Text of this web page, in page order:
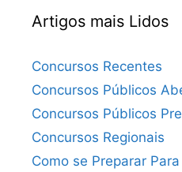
Artigos mais Lidos
Concursos Recentes
Concursos Públicos
Concursos Públicos
Concursos Regionais
Como se Preparar